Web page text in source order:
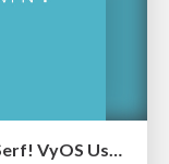
Build Fullmesh VPN by VyOS with Serf! VyOS Users Meeting Japan #1 LT